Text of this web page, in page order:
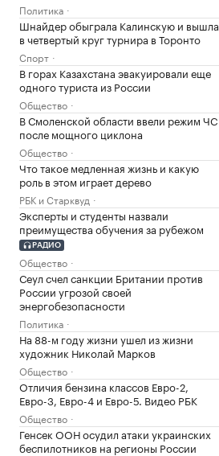
Политика
Шнайдер обыграла Калинскую и вышла
в четвертый круг турнира в Торонто
Спорт
В горах Казахстана эвакуировали еще
одного туриста из России
Общество
В Смоленской области ввели режим ЧС
после мощного циклона
Общество
Что такое медленная жизнь и какую
роль в этом играет дерево
РБК и Старквуд
Эксперты и студенты назвали
преимущества обучения за рубежом
РАДИО
Общество
Сеул счел санкции Британии против
России угрозой своей
энергобезопасности
Политика
На 88-м году жизни ушел из жизни
художник Николай Марков
Общество
Отличия бензина классов Евро-2,
Евро-3, Евро-4 и Евро-5. Видео РБК
Общество
Генсек ООН осудил атаки украинских
беспилотников на регионы России